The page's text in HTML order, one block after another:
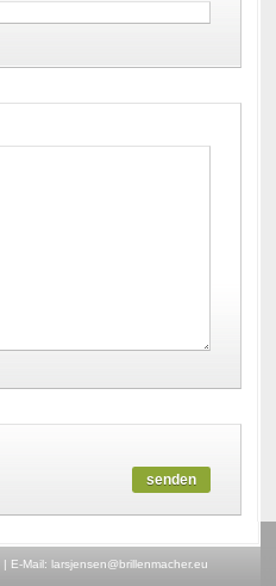
senden
| E-Mail: larsjensen@brillenmacher.eu